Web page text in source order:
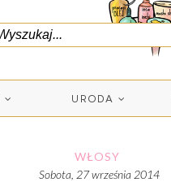
URODA
WŁOSY
sobota, 27 września 2014